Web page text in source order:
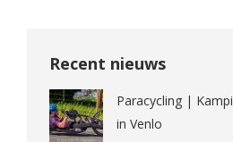
Recent nieuws
Paracycling |
in Venlo